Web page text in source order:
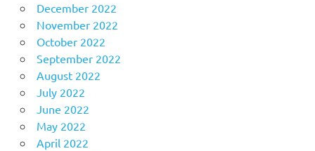
December 2022
November 2022
October 2022
September 2022
August 2022
July 2022
June 2022
May 2022
April 2022